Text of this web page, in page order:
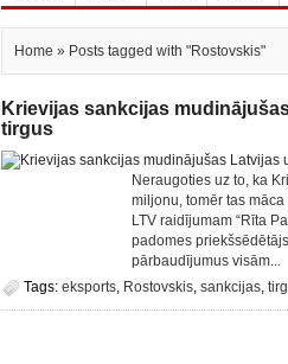
Home » Posts tagged with "Rostovskis"
Krievijas sankcijas
tirgus
Neraugoties uz to, ka
miljonu, tomēr tas
LTV raidījumam “Rīta
padomes
pārbaudījumus visām...
Tags: eksports, Rostovskis, sankcijas,